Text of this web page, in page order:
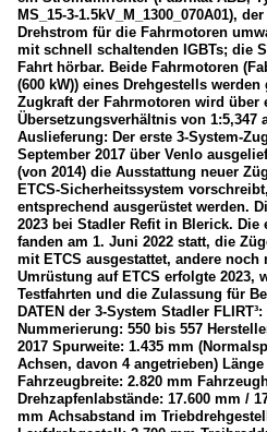
MS_15-3-1.5kV_M_1300_070A01),
Drehstrom für die Fahrmotoren
mit schnell schaltenden IGBTs; die
Fahrt hörbar. Beide Fahrmotoren
(600 kW)) eines Drehgestells
Zugkraft der Fahrmotoren wird über
Übersetzungsverhältnis von 1:5,347
Auslieferung: Der erste 3-System-
September 2017 über Venlo
(von 2014) die Ausstattung neuer
ETCS-Sicherheitssystem
entsprechend ausgerüstet werden.
2023 bei Stadler Refit in Blerick. Die
fanden am 1. Juni 2022 statt, die
mit ETCS ausgestattet, andere
Umrüstung auf ETCS erfolgte 2023,
Testfahrten und die Zulassung für
DATEN der 3-System Stadler
Nummerierung: 550 bis 557
2017 Spurweite: 1.435 mm
Achsen, davon 4 angetrieben)
Fahrzeugbreite: 2.820 mm
Drehzapfenlabstände: 17.600 mm /
mm Achsabstand im